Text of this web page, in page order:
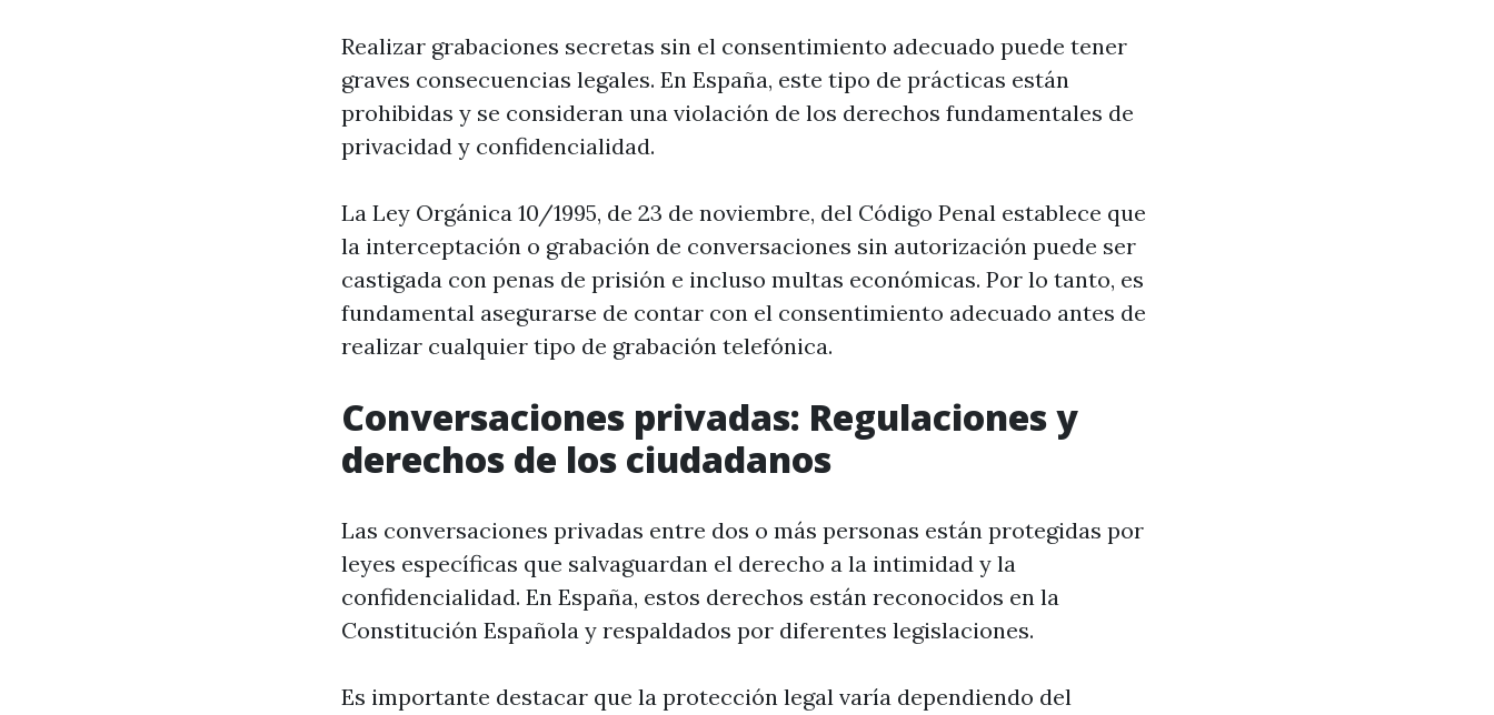
Realizar grabaciones secretas sin el consentimiento adecuado puede tener
graves consecuencias legales. En España, este tipo de prácticas están
prohibidas y se consideran una violación de los derechos fundamentales de
privacidad y confidencialidad.
La Ley Orgánica 10/1995, de 23 de noviembre, del Código Penal establece que
la interceptación o grabación de conversaciones sin autorización puede ser
castigada con penas de prisión e incluso multas económicas. Por lo tanto, es
fundamental asegurarse de contar con el consentimiento adecuado antes de
realizar cualquier tipo de grabación telefónica.
Conversaciones privadas: Regulaciones y
derechos de los ciudadanos
Las conversaciones privadas entre dos o más personas están protegidas por
leyes específicas que salvaguardan el derecho a la intimidad y la
confidencialidad. En España, estos derechos están reconocidos en la
Constitución Española y respaldados por diferentes legislaciones.
Es importante destacar que la protección legal varía dependiendo del